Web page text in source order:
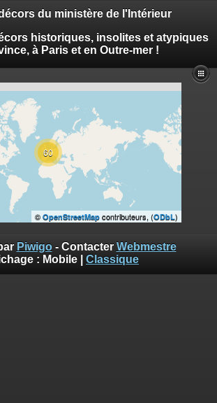
du ministère de l'Intérieur
historiques, insolites et atypiques
à Paris et en Outre-mer !
60
© OpenStreetMap contributeurs, (ODbL)
Piwigo- Contacter Webmestre
: Mobile Classique